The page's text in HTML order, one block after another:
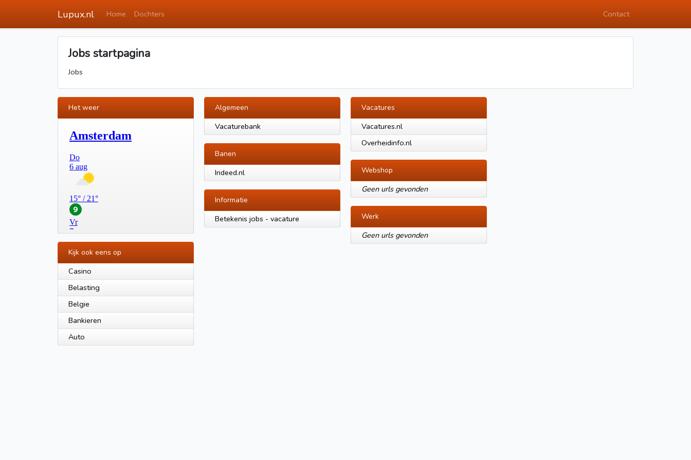
Lupux.nl Home Dochters Contact
Jobs startpagina
Jobs
Het weer
Kijk ook eens op
Casino
Belasting
Belgie
Bankieren
Auto
Algemeen
Vacaturebank
Banen
Indeed.nl
Informatie
Betekenis jobs - vacature
Vacatures
Vacatures.nl
Overheidinfo.nl
Webshop
Geen urls gevonden
Werk
Geen urls gevonden